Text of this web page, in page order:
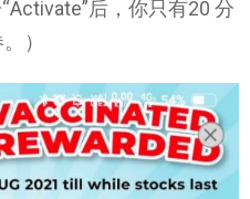
后，你只有20 分
）